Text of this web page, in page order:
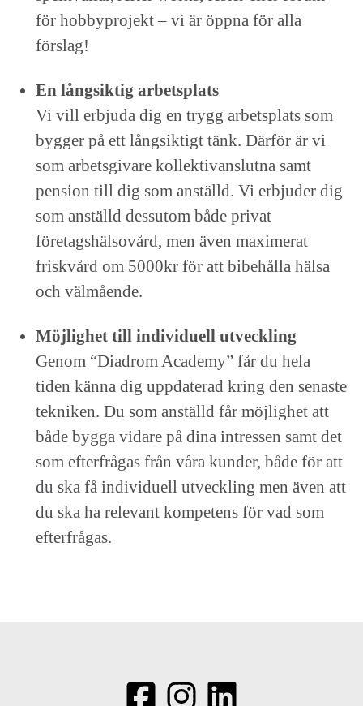
för hobbyprojekt – vi är öppna för alla
förslag!
En långsiktig arbetsplats
Vi vill erbjuda dig en trygg arbetsplats som
bygger på ett långsiktigt tänk. Därför är vi
som arbetsgivare kollektivanslutna samt
pension till dig som anställd. Vi erbjuder dig
som anställd dessutom både privat
företagshälsovård, men även maximerat
friskvård om 5000kr för att bibehålla hälsa
och välmående.
Möjlighet till individuell utveckling
Genom “Diadrom Academy” får du hela
tiden känna dig uppdaterad kring den senaste
tekniken. Du som anställd får möjlighet att
både bygga vidare på dina intressen samt det
som efterfrågas från våra kunder, både för att
du ska få individuell utveckling men även att
du ska ha relevant kompetens för vad som
efterfrågas.